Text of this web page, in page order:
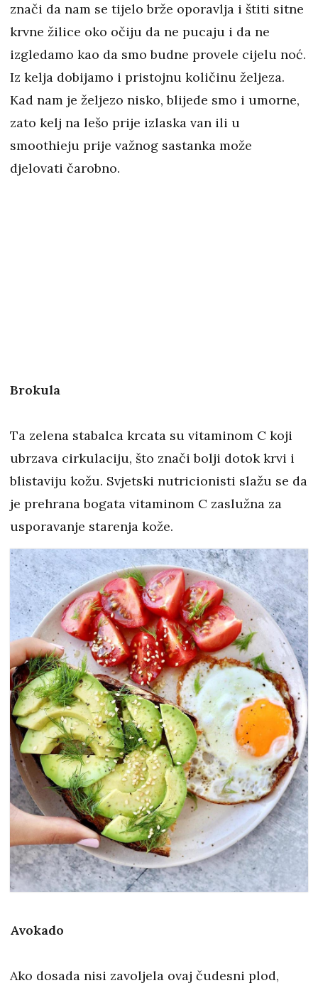
znači da nam se tijelo brže oporavlja i štiti sitne
krvne žilice oko očiju da ne pucaju i da ne
izgledamo kao da smo budne provele cijelu noć.
Iz kelja dobijamo i pristojnu količinu željeza.
Kad nam je željezo nisko, blijede smo i umorne,
zato kelj na lešo prije izlaska van ili u
smoothieju prije važnog sastanka može
djelovati čarobno.
Brokula
Ta zelena stabalca krcata su vitaminom C koji
ubrzava cirkulaciju, što znači bolji dotok krvi i
blistaviju kožu. Svjetski nutricionisti slažu se da
je prehrana bogata vitaminom C zaslužna za
usporavanje starenja kože.
Avokado
Ako dosada nisi zavoljela ovaj čudesni plod,